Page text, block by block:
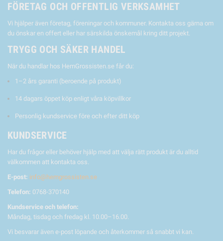
FÖRETAG OCH OFFENTLIG VERKSAMHET
Vi hjälper även företag, föreningar och kommuner. Kontakta oss gärna om
du önskar en offert eller har särskilda önskemål kring ditt projekt.
TRYGG OCH SÄKER HANDEL
När du handlar hos HemGrossisten.se får du:
1–2 års garanti (beroende på produkt)
14 dagars öppet köp enligt våra köpvillkor
Personlig kundservice före och efter ditt köp
KUNDSERVICE
Har du frågor eller behöver hjälp med att välja rätt produkt är du alltid
välkommen att kontakta oss.
E-post: info@hemgrossisten.se
Telefon: 0768-370140
Kundservice och telefon:
Måndag, tisdag och fredag kl. 10.00–16.00.
Vi besvarar även e-post löpande och återkommer så snabbt vi kan.